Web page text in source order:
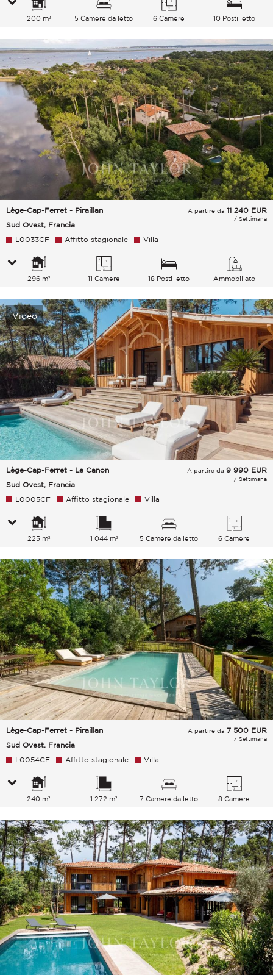
200 m² 5 Camere da letto 6 Camere 10 Posti letto
Lège-Cap-Ferret - Piraillan
Sud Ovest, Francia
A partire da 11 240 EUR
/ Settimana
L0033CF Affitto stagionale Villa
296 m² 11 Camere 18 Posti letto Ammobiliato
Video
Lège-Cap-Ferret - Le Canon
Sud Ovest, Francia
A partire da 9 990 EUR
/ Settimana
L0005CF Affitto stagionale Villa
225 m² 1 044 m² 5 Camere da letto 6 Camere
Lège-Cap-Ferret - Piraillan
Sud Ovest, Francia
A partire da 7 500 EUR
/ Settimana
L0054CF Affitto stagionale Villa
240 m² 1 272 m² 7 Camere da letto 8 Camere